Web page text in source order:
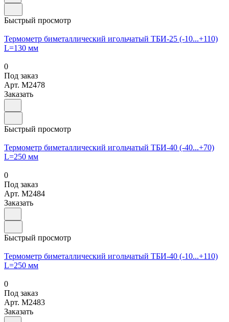
Быстрый просмотр
Термометр биметаллический игольчатый ТБИ-25 (-10...+110)
L=130 мм
0
Под заказ
Арт. M2478
Заказать
Быстрый просмотр
Термометр биметаллический игольчатый ТБИ-40 (-40...+70)
L=250 мм
0
Под заказ
Арт. M2484
Заказать
Быстрый просмотр
Термометр биметаллический игольчатый ТБИ-40 (-10...+110)
L=250 мм
0
Под заказ
Арт. M2483
Заказать